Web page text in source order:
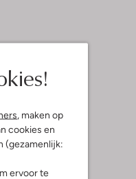
, maken op
cookies en
(gezamenlijk:
ervoor te
Shop hier